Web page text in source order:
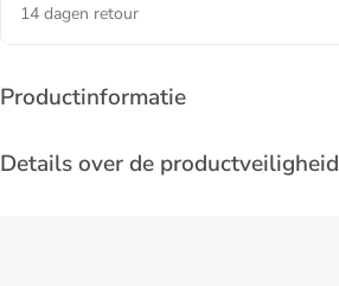
14 dagen retour
Productinformatie
Details over de productveiligheid